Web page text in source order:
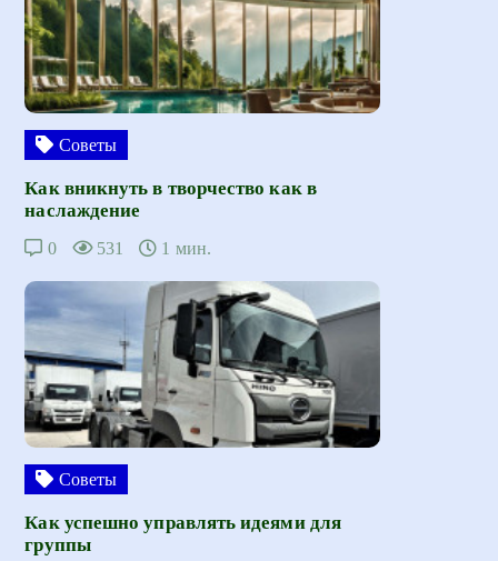
Советы
Как вникнуть в творчество как в
наслаждение
0 531 1 мин.
Советы
Как успешно управлять идеями для
группы